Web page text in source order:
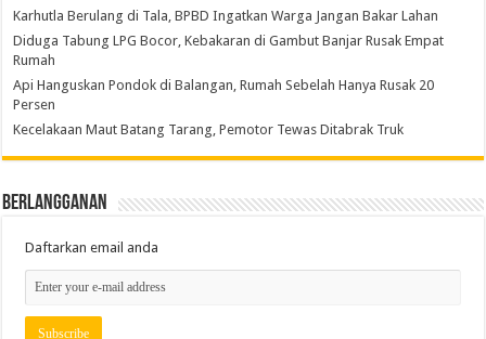
Karhutla Berulang di Tala, BPBD Ingatkan Warga Jangan Bakar Lahan
Diduga Tabung LPG Bocor, Kebakaran di Gambut Banjar Rusak Empat
Rumah
Api Hanguskan Pondok di Balangan, Rumah Sebelah Hanya Rusak 20
Persen
Kecelakaan Maut Batang Tarang, Pemotor Tewas Ditabrak Truk
Berlangganan
Daftarkan email anda